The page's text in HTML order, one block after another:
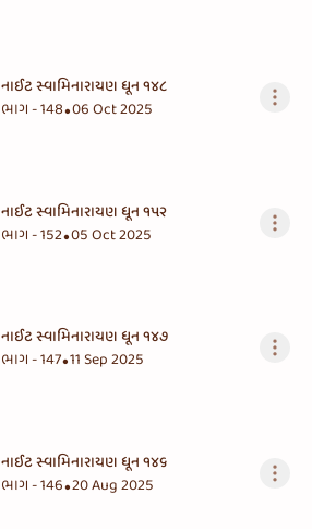
નાઈટ સ્વામિનારાયણ ધૂન ૧૪૮
ભાગ - 148•06 Oct 2025
નાઈટ સ્વામિનારાયણ ધૂન ૧૫૨
ભાગ - 152•05 Oct 2025
નાઈટ સ્વામિનારાયણ ધૂન ૧૪૭
ભાગ - 147•11 Sep 2025
નાઈટ સ્વામિનારાયણ ધૂન ૧૪૬
ભાગ - 146•20 Aug 2025